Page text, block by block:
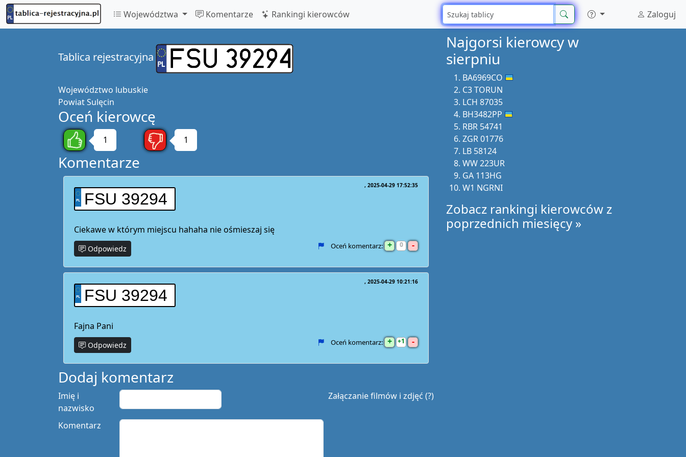
Województwa Komentarze Rankingi kierowców Zaloguj
Tablica rejestracyjna
Województwo lubuskie
PowiatSulęcin
Oceń kierowcę
1 1
Komentarze
FSU 39294
2025-04-29 17:52:35
Ciekawe w którym miejscu hahaha nie ośmieszaj się
Odpowiedz Oceń komentarz: + 0 -
FSU 39294
2025-04-29 10:21:16
Fajna Pani
Odpowiedz Oceń komentarz: + 1 -
Dodaj komentarz
Załączanie filmów i zdjęć (?)
Imię i
nazwisko
Komentarz
Najgorsi kierowcy w
sierpniu
BA6969CO
C3 TORUN
LCH 87035
BH3482PP
RBR 54741
ZGR 01776
LB 58124
WW 223UR
GA 113HG
W1 NGRNI
Zobacz rankingi kierowców z
poprzednich miesięcy »